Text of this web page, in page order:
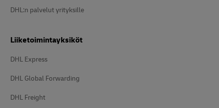
DHL:n palvelut yrityksille
Liiketoimintayksiköt
DHL Express
DHL Global Forwarding
DHL Freight